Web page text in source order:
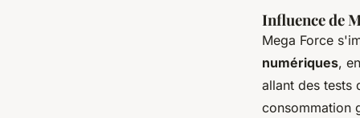
Influence de
Mega Force
numériques,
allant des tests
consommation